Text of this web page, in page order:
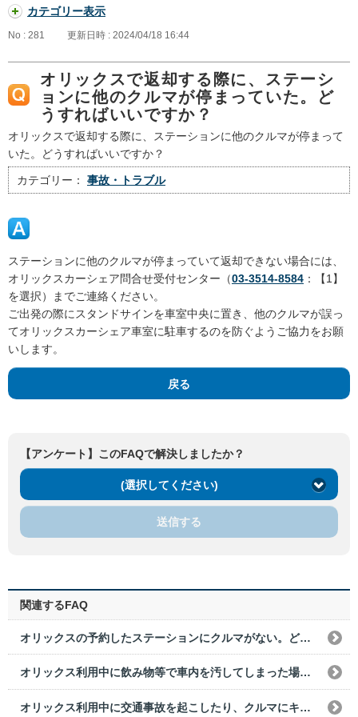
カテゴリー表示
No : 281 更新日時 : 2024/04/18 16:44
オリックスで返却する際に、ステーシ
ョンに他のクルマが停まっていた。ど
うすればいいですか？
オリックスで返却する際に、ステーションに他のクルマが停まって
いた。どうすればいいですか？
カテゴリー： 事故・トラブル
ステーションに他のクルマが停まっていて返却できない場合には、
オリックスカーシェア問合せ受付センター（03-3514-8584 ：【1】
を選択）までご連絡ください。
ご出発の際にスタンドサインを車室中央に置き、他のクルマが誤っ
てオリックスカーシェア車室に駐車するのを防ぐようご協力をお願
いします。
戻る
【アンケート】このFAQで解決しましたか？
(選択してください)
送信する
関連するFAQ
オリックスの予約したステーションにクルマがない。どうすればいいですか？
オリックス利用中に飲み物等で車内を汚してしまった場合は、どうすればいいですか？
オリックス利用中に交通事故を起こしたり、クルマにキズをつけた場合はどうすればいいですか？